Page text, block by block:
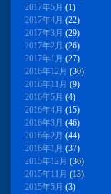
2017年5月 (1)
2017年4月 (22)
2017年3月 (29)
2017年2月 (26)
2017年1月 (27)
2016年12月 (30)
2016年11月 (9)
2016年5月 (4)
2016年4月 (15)
2016年3月 (46)
2016年2月 (44)
2016年1月 (37)
2015年12月 (36)
2015年11月 (13)
2015年5月 (3)